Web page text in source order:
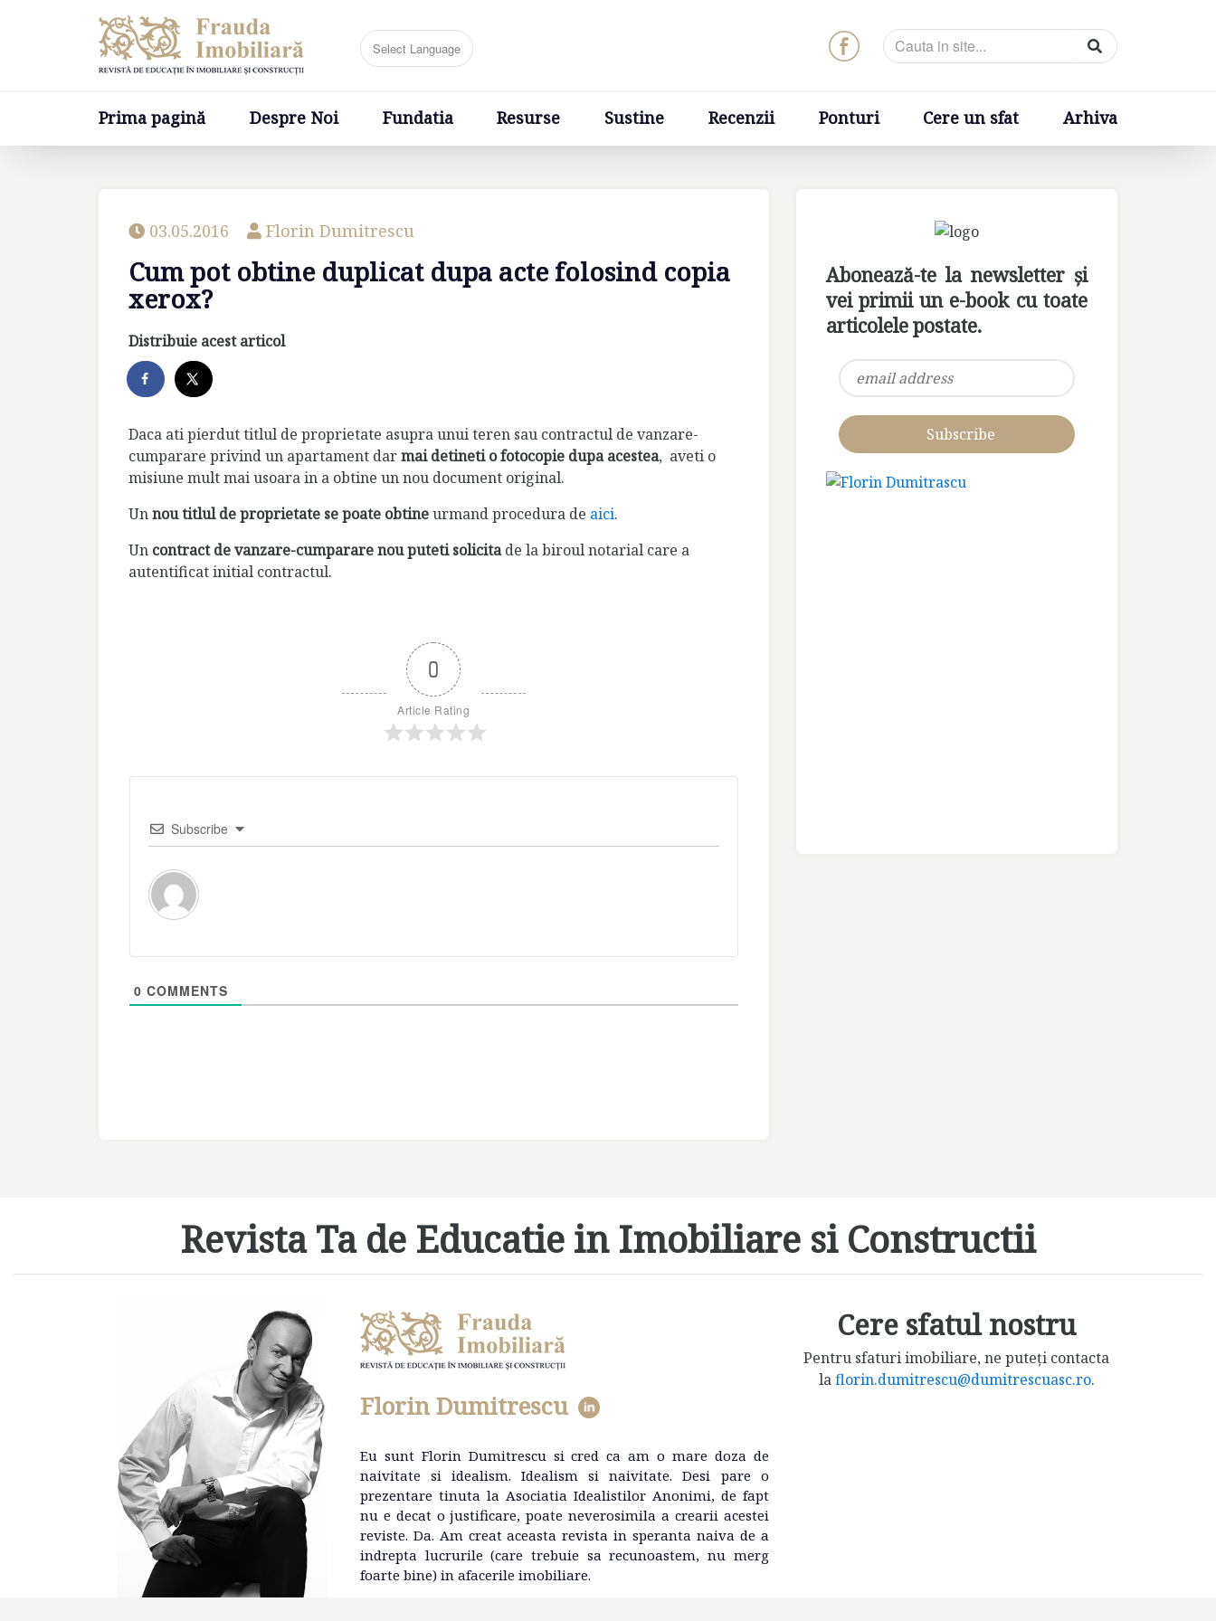
Prima pagină Despre Noi Fundatia Resurse Sustine Recenzii Ponturi Cere un sfat Arhiva
Prima pagină Despre Noi
03.05.2016 Florin Dumitrescu
Cum pot obtine duplicat dupa acte folosind copia
xerox?
Distribuie acest articol
Daca ati pierdut titlul de proprietate asupra unui teren sau contractul de vanzare-
cumparare privind un apartament darmai detineti o fotocopie dupa acestea, aveti o
misiune mult mai usoara in a obtine un nou document original.
Unnou titlul de proprietate se poate obtineurmand procedura de aici.
Un contract de vanzare-cumparare nou puteti solicitade la biroul notarial care a
autentificat initial contractul.
0
Article Rating
Subscribe
0 COMMENTS
Abonează-te la newsletter și
vei primii un e-book cu toate
articolele postate.
Revista Ta de Educatie in Imobiliare si Constructii
Florin Dumitrescu
Eu sunt Florin Dumitrescu si cred ca am o mare doza de
naivitate si idealism. Idealism si naivitate. Desi pare o
prezentare tinuta la Asociatia Idealistilor Anonimi, de fapt
nu e decat o justificare, poate neverosimila a crearii acestei
reviste. Da. Am creat aceasta revista in speranta naiva de a
indrepta lucrurile (care trebuie sa recunoastem, nu merg
foarte bine) in afacerile imobiliare.
Cere sfatul nostru
Pentru sfaturi imobiliare, ne puteți contacta
laflorin.dumitrescu@dumitrescuasc.ro.